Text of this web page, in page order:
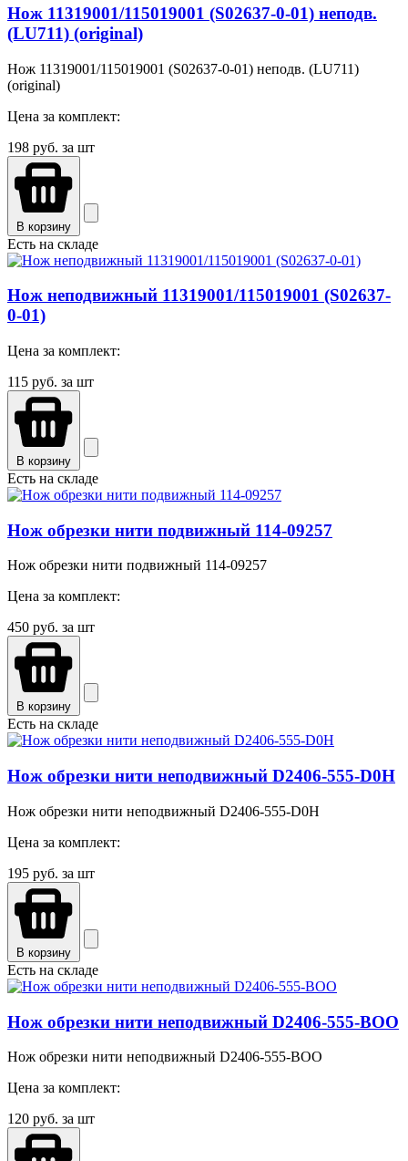
Нож 11319001/115019001 (S02637-0-01) неподв.
(LU711) (original)
Нож 11319001/115019001 (S02637-0-01) неподв. (LU711)
(original)
Цена за комплект:
198 руб. за шт
В корзину
Есть на складе
Нож неподвижный 11319001/115019001 (S02637-
0-01)
Цена за комплект:
115 руб. за шт
В корзину
Есть на складе
Нож обрезки нити подвижный 114-09257
Нож обрезки нити подвижный 114-09257
Цена за комплект:
450 руб. за шт
В корзину
Есть на складе
Нож обрезки нити неподвижный D2406-555-D0H
Нож обрезки нити неподвижный D2406-555-D0H
Цена за комплект:
195 руб. за шт
В корзину
Есть на складе
Нож обрезки нити неподвижный D2406-555-BOO
Нож обрезки нити неподвижный D2406-555-BOO
Цена за комплект:
120 руб. за шт